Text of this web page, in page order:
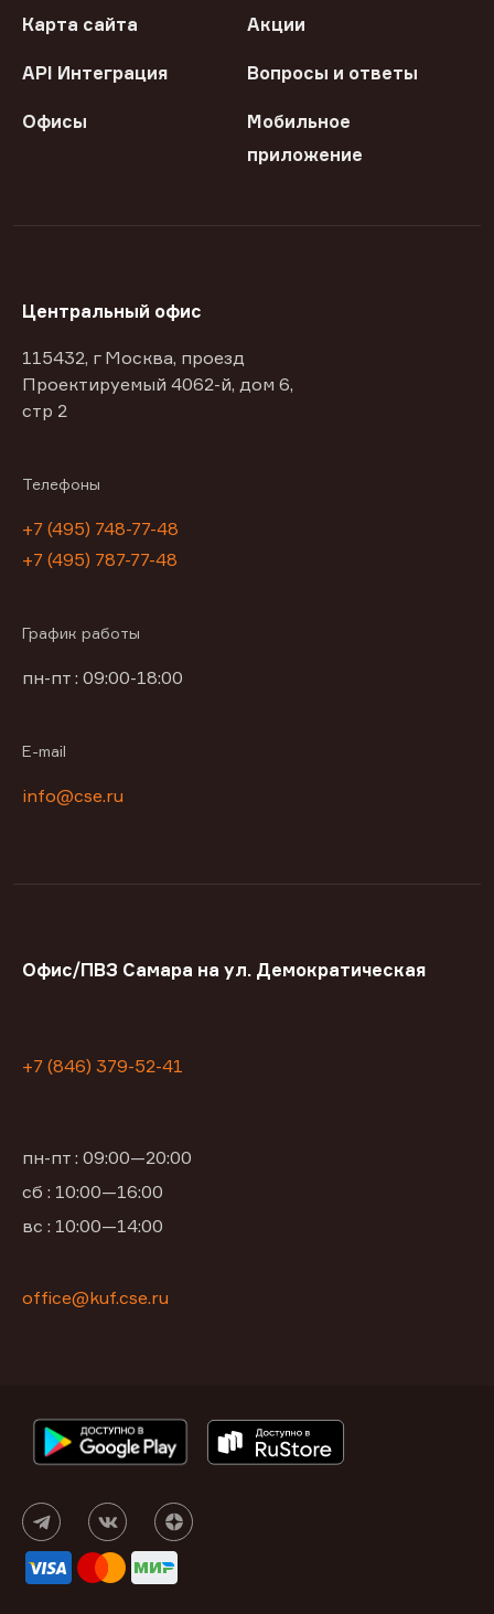
Карта сайта Акции
API Интеграция Вопросы и ответы
Офисы
Мобильное
приложение
Центральный офис
115432, г Москва, проезд
Проектируемый 4062-й, дом 6,
стр 2
Телефоны
+7 (495) 748-77-48
+7 (495) 787-77-48
График работы
пн-пт : 09:00-18:00
E-mail
info@cse.ru
Офис/ПВЗ Самара на ул. Демократическая
+7 (846) 379-52-41
пн-пт : 09:00—20:00
сб : 10:00—16:00
вс : 10:00—14:00
office@kuf.cse.ru